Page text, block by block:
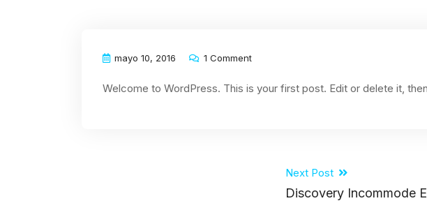
mayo 10, 2016 1 Comment
Welcome to WordPress. This is your first post. Edit or delete it,
Next Post
Discovery Incommode